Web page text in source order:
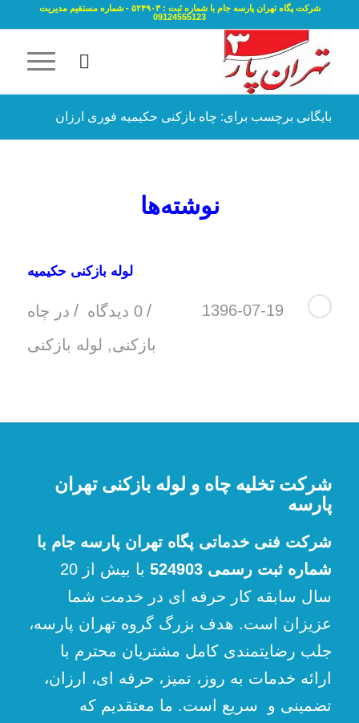
شرکت پگاه تهران پارسه جام با شماره ثبت : ۵۲۴۹۰۳ - شماره مستقیم مدیریت
09124555123
بایگانی برچسب برای: چاه بازکنی حکیمیه فوری ارزان
نوشته‌ها
لوله بازکنی حکیمیه
1396-07-19
/ 0 دیدگاه / در چاه
بازکنی, لوله بازکنی
شرکت تخلیه چاه و لوله بازکنی تهران
پارسه
شرکت فنی خدماتی پگاه تهران پارسه جام با
شماره ثبت رسمی 524903
با بیش از 20
سال سابقه کار حرفه ای در خدمت شما
عزیزان است. هدف بزرگ گروه تهران پارسه،
جلب رضایتمندی کامل مشتریان محترم با
ارائه خدمات به روز، تمیز، حرفه ای، ارزان،
تضمینی و سریع است. ما معتقدیم که